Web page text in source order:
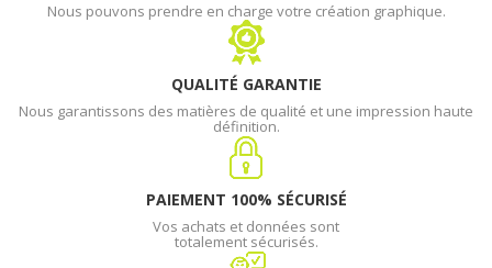
Nous pouvons prendre en charge votre création graphique.
QUALITÉ GARANTIE
Nous garantissons des matières de qualité et une impression haute
définition.
PAIEMENT 100% SÉCURISÉ
Vos achats et données sont
totalement sécurisés.